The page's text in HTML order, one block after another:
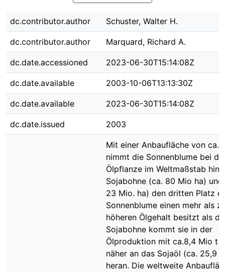
dc.contributor.author Schuster, Walter H.
dc.contributor.author Marquard, Richard A.
dc.date.accessioned 2023-06-30T15:14:08Z
dc.date.available 2003-10-06T13:13:30Z
dc.date.available 2023-06-30T15:14:08Z
dc.date.issued 2003
Mit einer Anbaufläche von
nimmt die Sonnenblume bei
Ölpflanze im Weltmaßstab
Sojabohne (ca. 80 Mio ha) und
23 Mio. ha) den dritten Platz
Sonnenblume einen mehr als
höheren Ölgehalt besitzt als
Sojabohne kommt sie in der
Ölproduktion mit ca.8,4 Mio t
näher an das Sojaöl (ca. 25,9
heran. Die weltweite